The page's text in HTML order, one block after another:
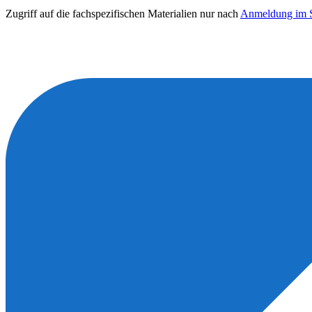
Zugriff auf die fachspezifischen Materialien nur nach Anmeldung im